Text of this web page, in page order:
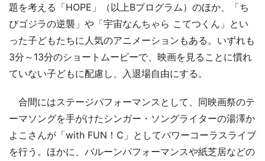
題を考える「HOPE」（以上Bプログラム）のほか、「ち
びゴジラの逆襲」や「宇宙なんちゃら こてつくん」とい
った子どもたちに人気のアニメーションもある。いずれも
3分～13分のショートムービーで、映画を見ることに慣れ
ていない子どもに配慮し、入退場自由にする。
合間にはステージパフォーマンスとして、同映画祭のテ
ーマソングを手がけたシンガー・ソングライターの湯澤か
よこさんが「with FUN！C」としてパワーコーラスライブ
を行う。ほかに、バルーンパフォーマンスや紙芝居などの